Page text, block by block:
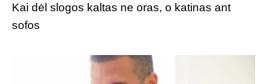
Kai dėl slogos kaltas ne oras, o katinas ant
sofos